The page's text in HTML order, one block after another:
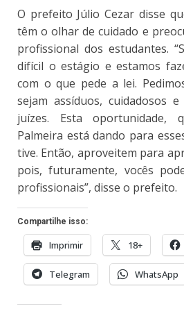
O prefeito Júlio Cezar disse
têm o olhar de cuidado e
profissional dos estudantes.
difícil o estágio e estamos
com o que pede a lei.
sejam assíduos, cuidadosos
juízes. Esta
Palmeira está dando para
tive. Então, aproveitem para
pois, futuramente, vocês
profissionais”, disse o prefeito.
Compartilhe isso:
Imprimir 18+
Telegram WhatsApp